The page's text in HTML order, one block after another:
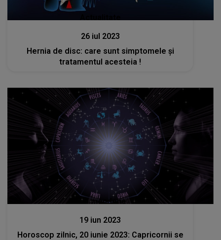
26 iul 2023
Hernia de disc: care sunt simptomele și
tratamentul acesteia !
Stiri mondene
19 iun 2023
Horoscop zilnic, 20 iunie 2023: Capricornii se